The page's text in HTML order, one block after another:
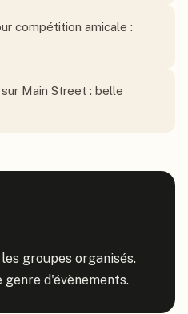
compétition amicale :
Main Street : belle
groupes organisés.
d'évènements.